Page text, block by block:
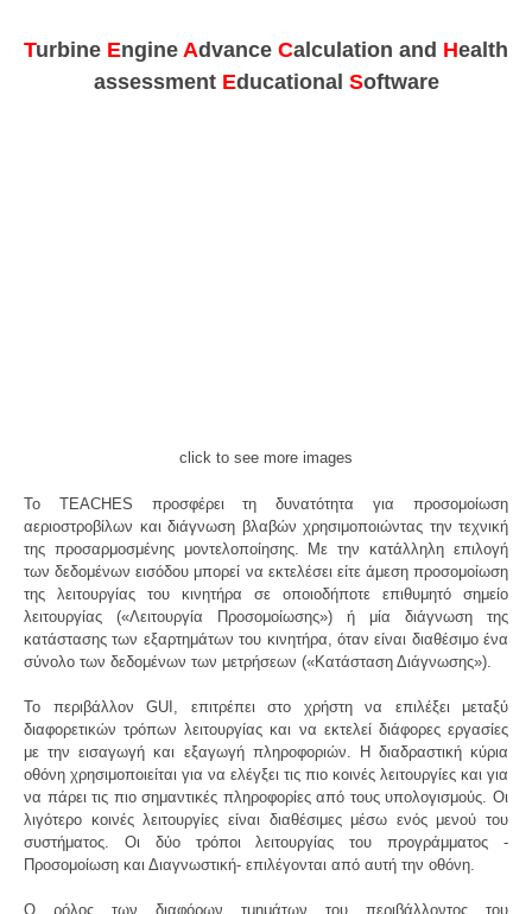
Turbine Engine Advance Calculation and Health
assessment Educational Software
click to see more images
Το TEACHES προσφέρει τη δυνατότητα για προσομοίωση
αεριοστροβίλων και διάγνωση βλαβών χρησιμοποιώντας την τεχνική
της προσαρμοσμένης μοντελοποίησης. Με την κατάλληλη επιλογή
των δεδομένων εισόδου μπορεί να εκτελέσει είτε άμεση προσομοίωση
της λειτουργίας του κινητήρα σε οποιοδήποτε επιθυμητό σημείο
λειτουργίας («Λειτουργία Προσομοίωσης») ή μία διάγνωση της
κατάστασης των εξαρτημάτων του κινητήρα, όταν είναι διαθέσιμο ένα
σύνολο των δεδομένων των μετρήσεων («Κατάσταση Διάγνωσης»).
Το περιβάλλον GUI, επιτρέπει στο χρήστη να επιλέξει μεταξύ
διαφορετικών τρόπων λειτουργίας και να εκτελεί διάφορες εργασίες
με την εισαγωγή και εξαγωγή πληροφοριών. Η διαδραστική κύρια
οθόνη χρησιμοποιείται για να ελέγξει τις πιο κοινές λειτουργίες και για
να πάρει τις πιο σημαντικές πληροφορίες από τους υπολογισμούς. Οι
λιγότερο κοινές λειτουργίες είναι διαθέσιμες μέσω ενός μενού του
συστήματος. Οι δύο τρόποι λειτουργίας του προγράμματος -
Προσομοίωση και Διαγνωστική- επιλέγονται από αυτή την οθόνη.
Ο ρόλος των διαφόρων τμημάτων του περιβάλλοντος του